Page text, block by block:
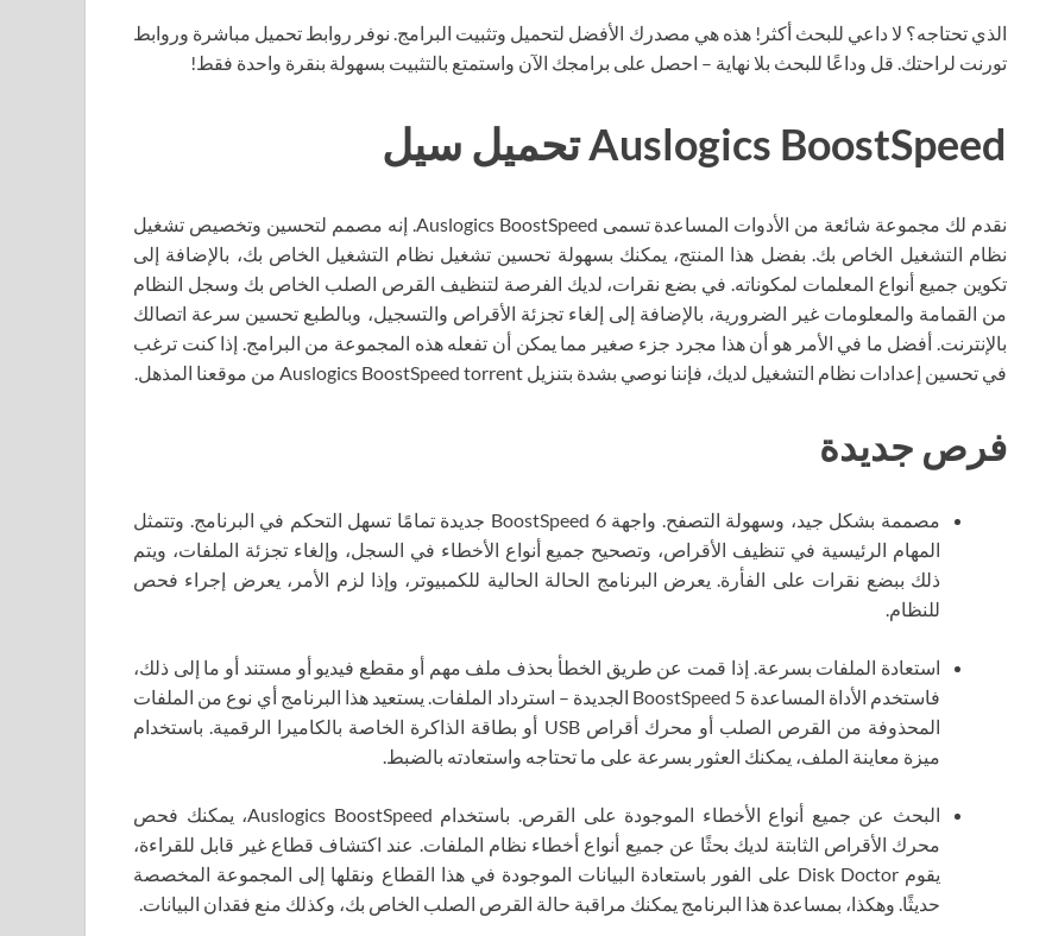
الذي تحتاجه؟ لا داعي للبحث أكثر! هذه هي مصدرك الأفضل لتحميل وتثبيت البرامج. نوفر روابط تحميل مباشرة وروابط
تورنت لراحتك. قل وداعًا للبحث بلا نهاية – احصل على برامجك الآن واستمتع بالتثبيت بسهولة بنقرة واحدة فقط!
Auslogics BoostSpeed ​​تحميل سيل
نقدم لك مجموعة شائعة من الأدوات المساعدة تسمى Auslogics BoostSpeed. إنه مصمم لتحسين وتخصيص تشغيل
نظام التشغيل الخاص بك. بفضل هذا المنتج، يمكنك بسهولة تحسين تشغيل نظام التشغيل الخاص بك، بالإضافة إلى
تكوين جميع أنواع المعلمات لمكوناته. في بضع نقرات، لديك الفرصة لتنظيف القرص الصلب الخاص بك وسجل النظام
من القمامة والمعلومات غير الضرورية، بالإضافة إلى إلغاء تجزئة الأقراص والتسجيل، وبالطبع تحسين سرعة اتصالك
بالإنترنت. أفضل ما في الأمر هو أن هذا مجرد جزء صغير مما يمكن أن تفعله هذه المجموعة من البرامج. إذا كنت ترغب
في تحسين إعدادات نظام التشغيل لديك، فإننا نوصي بشدة بتنزيل Auslogics BoostSpeed ​​​​torrent من موقعنا المذهل.
فرص جديدة
مصممة بشكل جيد، وسهولة التصفح. واجهة BoostSpeed ​​6 جديدة تمامًا تسهل التحكم في البرنامج. وتتمثل
المهام الرئيسية في تنظيف الأقراص، وتصحيح جميع أنواع الأخطاء في السجل، وإلغاء تجزئة الملفات، ويتم
ذلك ببضع نقرات على الفأرة. يعرض البرنامج الحالة الحالية للكمبيوتر، وإذا لزم الأمر، يعرض إجراء فحص
للنظام.
استعادة الملفات بسرعة. إذا قمت عن طريق الخطأ بحذف ملف مهم أو مقطع فيديو أو مستند أو ما إلى ذلك،
فاستخدم الأداة المساعدة BoostSpeed ​​​​5 الجديدة – استرداد الملفات. يستعيد هذا البرنامج أي نوع من الملفات
المحذوفة من القرص الصلب أو محرك أقراص USB أو بطاقة الذاكرة الخاصة بالكاميرا الرقمية. باستخدام
ميزة معاينة الملف، يمكنك العثور بسرعة على ما تحتاجه واستعادته بالضبط.
البحث عن جميع أنواع الأخطاء الموجودة على القرص. باستخدام Auslogics BoostSpeed، يمكنك فحص
محرك الأقراص الثابتة لديك بحثًا عن جميع أنواع أخطاء نظام الملفات. عند اكتشاف قطاع غير قابل للقراءة،
يقوم Disk Doctor على الفور باستعادة البيانات الموجودة في هذا القطاع ونقلها إلى المجموعة المخصصة
حديثًا. وهكذا، بمساعدة هذا البرنامج يمكنك مراقبة حالة القرص الصلب الخاص بك، وكذلك منع فقدان البيانات.